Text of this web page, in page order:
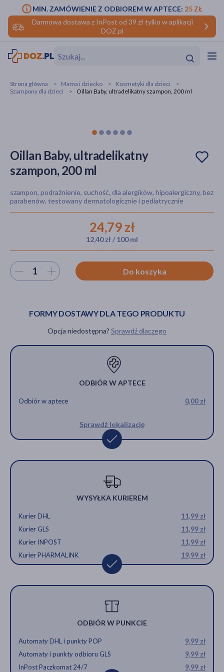
Darmowa dostawa z InPost od 39 zł tylko w aplikacji
DOZ.pl
MIN. ZAMÓWIENIE Z ODBIOREM W APTECE: 25 ZŁ
Hit
Hit
Strona główna Mama i dziecko
Kosmetyki dla dzieci
Szampony dla dzieci
Oillan Baby, ultradelikatny szampon, 200 ml
Oillan Baby, ultradelikatny
szampon, 200 ml
szampon, podrażnienie, suchość, dla alergików, hipoalergiczny, bez
parabenów, testowany dermatologicznie i pediatrycznie
24,79 zł
12,40 zł / 100 ml
Wybierz ilość Do koszyka
FORMY DOSTAWY DLA TEGO PRODUKTU
Opcja niedostępna? Sprawdź dlaczego
ODBIÓR W APTECE
Odbiór w aptece 0,00 zł
Sprawdź lokalizację
WYSYŁKA KURIEREM
Kurier DHL
11,99 zł
Kurier GLS
11,99 zł
Kurier INPOST
11,99 zł
Kurier PHARMALINK
19,99 zł
ODBIÓR W PUNKCIE
Automaty DHL i punkty POP
9,99 zł
Automaty i punkty odbioru GLS
9,99 zł
InPost Paczkomat 24/7
9,99 zł